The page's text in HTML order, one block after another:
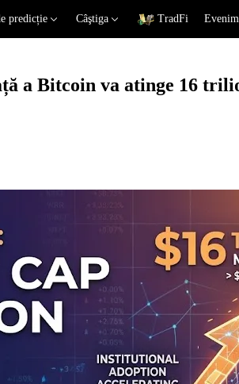
predicție Câştiga TradFi
a Bitcoin va atinge 16